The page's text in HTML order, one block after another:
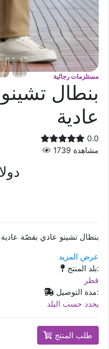
مستلزمات رجالية
بنطال
عادية
0.0
1739 مشاهدة
بنطال تشينو عادي بقصّة عادية
عرض المزيد
بلد المنتج:
قطر
مدة التوصيل:
يحدد حسب البلد
طلب المنتج